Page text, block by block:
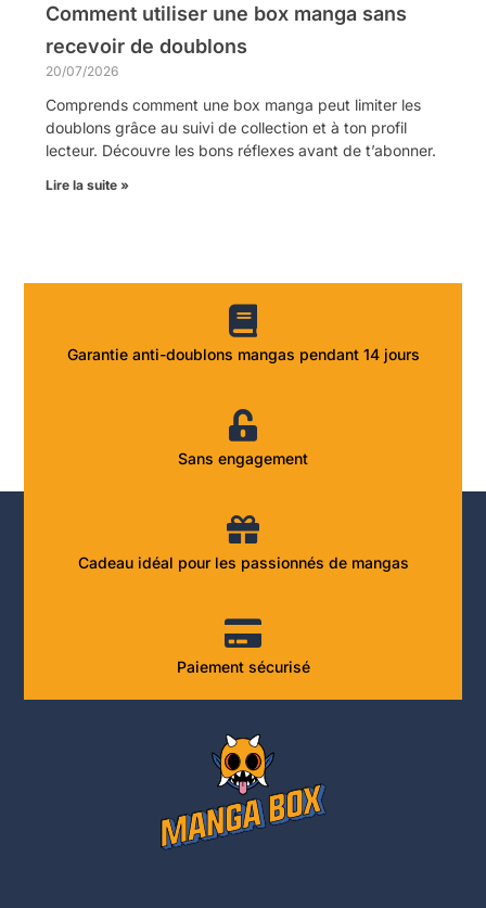
Comment utiliser une box manga sans
recevoir de doublons
20/07/2026
Comprends comment une box manga peut limiter les
doublons grâce au suivi de collection et à ton profil
lecteur. Découvre les bons réflexes avant de t’abonner.
Lire la suite »
Garantie anti-doublons mangas pendant 14 jours
Sans engagement
Cadeau idéal pour les passionnés de mangas
Paiement sécurisé